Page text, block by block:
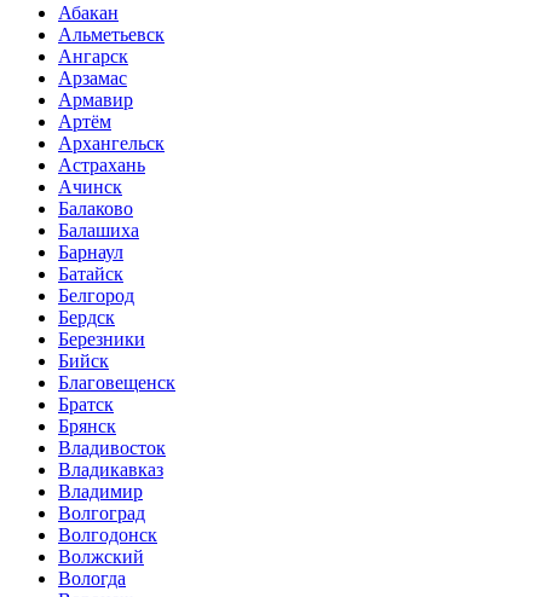
Абакан
Альметьевск
Ангарск
Арзамас
Армавир
Артём
Архангельск
Астрахань
Ачинск
Балаково
Балашиха
Барнаул
Батайск
Белгород
Бердск
Березники
Бийск
Благовещенск
Братск
Брянск
Владивосток
Владикавказ
Владимир
Волгоград
Волгодонск
Волжский
Вологда